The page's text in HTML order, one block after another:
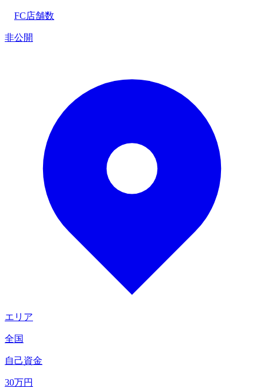
FC店舗数
非公開
エリア
全国
自己資金
30万円